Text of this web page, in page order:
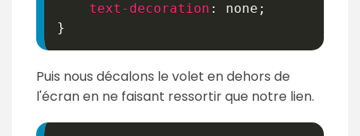
text-decoration : none ;
}
Puis nous décalons le volet en dehors de
l'écran en ne faisant ressortir que notre lien.